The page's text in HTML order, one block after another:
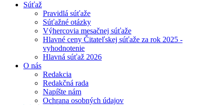
Súťaž
Pravidlá súťaže
Súťažné otázky
Výhercovia mesačnej súťaže
Hlavné ceny Čitateľskej súťaže za rok 2025 -
vyhodnotenie
Hlavná súťaž 2026
O nás
Redakcia
Redakčná rada
Napíšte nám
Ochrana osobných údajov